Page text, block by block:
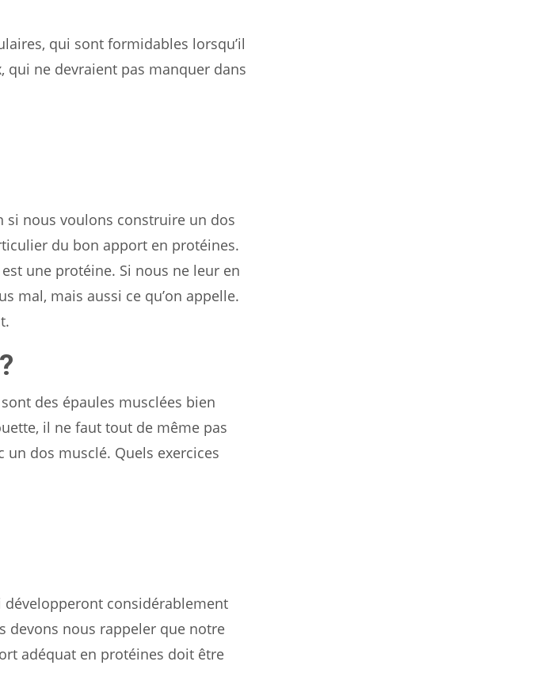
qui sont formidables lorsqu’il
qui ne devraient pas manquer dans
si nous voulons construire un dos
du bon apport en protéines.
une protéine. Si nous ne leur en
mal, mais aussi ce qu’on appelle.
des épaules musclées bien
il ne faut tout de même pas
un dos musclé. Quels exercices
développeront considérablement
devons nous rappeler que notre
adéquat en protéines doit être